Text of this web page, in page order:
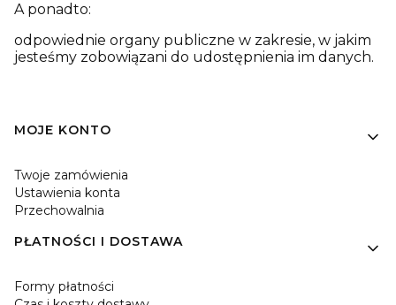
A ponadto:
odpowiednie organy publiczne w zakresie, w jakim
jesteśmy zobowiązani do udostępnienia im danych.
Linki w stopce
MOJE KONTO
Twoje zamówienia
Ustawienia konta
Przechowalnia
PŁATNOŚCI I DOSTAWA
Formy płatności